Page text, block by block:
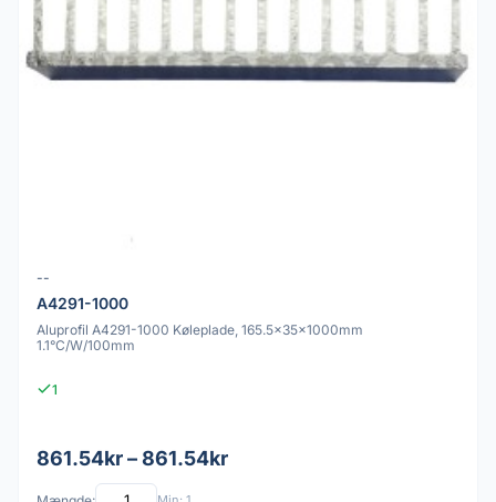
--
A4291-1000
Aluprofil A4291-1000 Køleplade, 165.5x35x1000mm
1.1°C/W/100mm
1
861.54kr – 861.54kr